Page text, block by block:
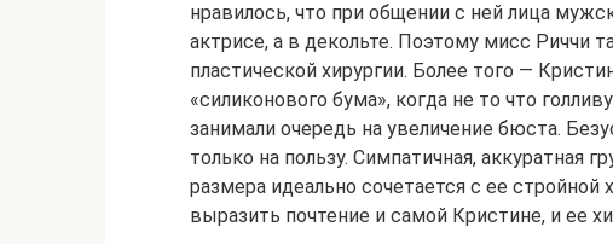
нравилось, что при общении с ней лица
актрисе, а в декольте. Поэтому мисс Риччи
пластической хирургии. Более того —
«силиконового бума», когда не то что
занимали очередь на увеличение бюста.
только на пользу. Симпатичная, аккуратная
размера идеально сочетается с ее стройной
выразить почтение и самой Кристине, и ее